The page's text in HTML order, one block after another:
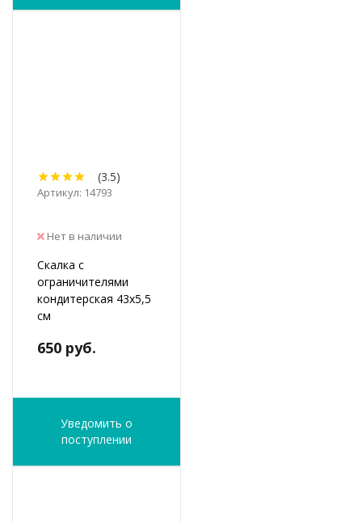
(3.5)
Артикул: 14793
Нет в наличии
Скалка с
ограничителями
кондитерская 43х5,5
см
650 руб.
Уведомить о
поступлении